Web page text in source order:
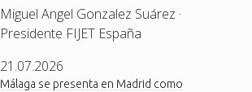
Miguel Angel Gonzalez Suárez ·
Presidente FIJET España
21.07.2026
Málaga se presenta en Madrid como